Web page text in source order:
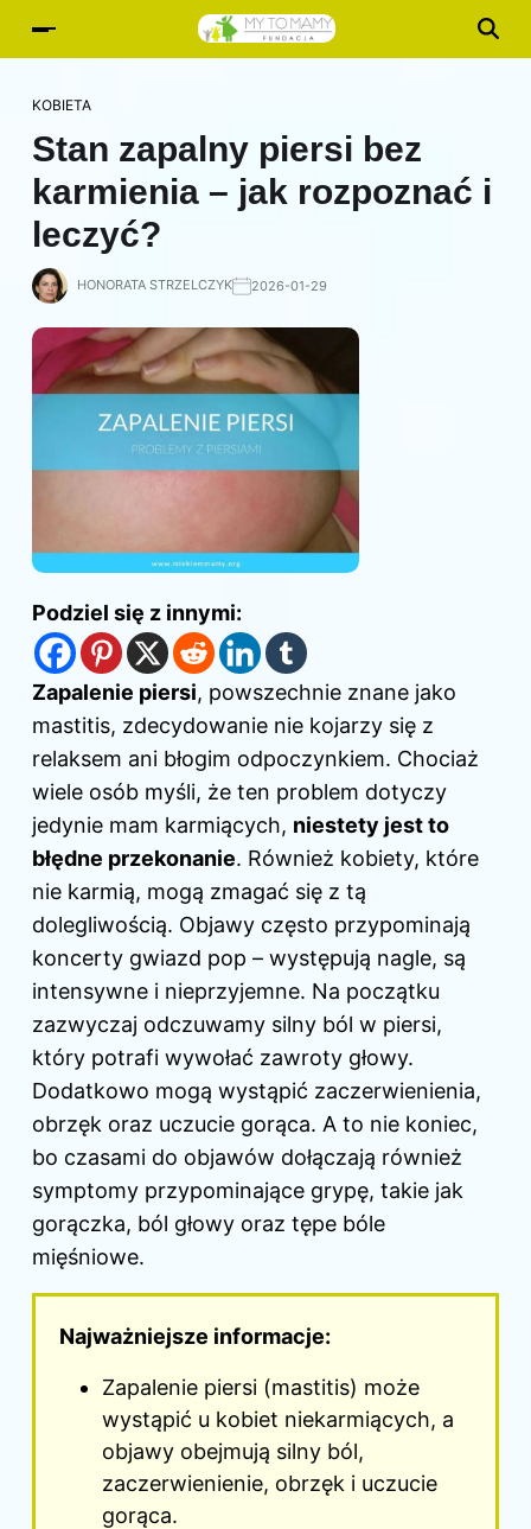
KOBIETA
Stan zapalny piersi bez
karmienia – jak rozpoznać i
leczyć?
HONORATA STRZELCZYK 2026-01-29
Podziel się z innymi:
Zapalenie piersi, powszechnie znane jako
mastitis, zdecydowanie nie kojarzy się z
relaksem ani błogim odpoczynkiem. Chociaż
wiele osób myśli, że ten problem dotyczy
jedynie mam karmiących, niestety jest to
błędne przekonanie. Również kobiety, które
nie karmią, mogą zmagać się z tą
dolegliwością. Objawy często przypominają
koncerty gwiazd pop – występują nagle, są
intensywne i nieprzyjemne. Na początku
zazwyczaj odczuwamy silny ból w piersi,
który potrafi wywołać zawroty głowy.
Dodatkowo mogą wystąpić zaczerwienienia,
obrzęk oraz uczucie gorąca. A to nie koniec,
bo czasami do objawów dołączają również
symptomy przypominające grypę, takie jak
gorączka, ból głowy oraz tępe bóle
mięśniowe.
Najważniejsze informacje:
Zapalenie piersi (mastitis) może
wystąpić u kobiet niekarmiących, a
objawy obejmują silny ból,
zaczerwienienie, obrzęk i uczucie
gorąca.